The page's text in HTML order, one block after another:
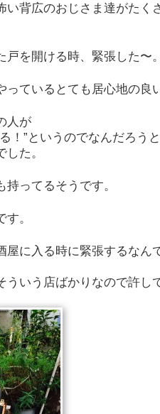
い背広のおじさま達がたく
戸を開ける時、緊張した〜
っているとても居心地の良
人が
！”というのでなんだろう
た。
ってるそうです。
。
屋に入る時に緊張するなん
ういう店ばかりなので許し